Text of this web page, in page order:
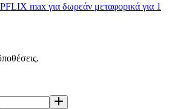
max για δωρεάν μεταφορικά για 1